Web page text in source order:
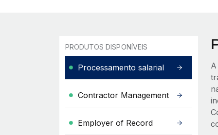
PRODUTOS DISPONÍVEIS
Processamento salarial
Contractor Management
Employer of Record